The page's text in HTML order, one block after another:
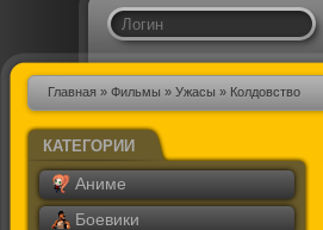
Главная » Фильмы » Ужасы » Колдовство
КАТЕГОРИИ
Аниме
Боевики